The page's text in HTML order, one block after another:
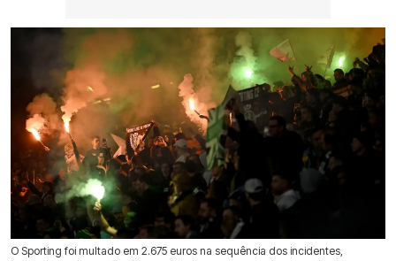
O Sporting foi multado em 2.675 euros na sequência dos incidentes,